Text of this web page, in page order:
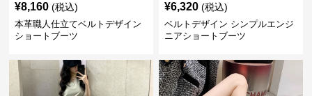
¥8,160 (税込)
本革職人仕立てベルトデザイン
ショートブーツ
¥6,320 (税込)
ベルトデザイン シンプルエンジ
ニアショートブーツ